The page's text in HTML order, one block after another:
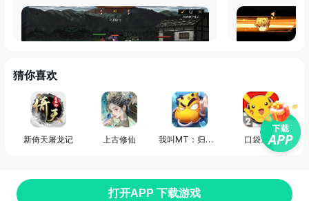
作为鬼灭的忠实粉丝能玩到这个游戏是真的
太爽了，完全还原了剧情，而且人物刻画也
超级好，真的爱不释手啊
发布于30天前
果然霹雳一闪无
画质也很清，超
发布于30天前
猜你喜欢
新倚天屠龙记 上古修仙 我叫MT：归来（原版） 口袋逆袭
打开APP 下载游戏